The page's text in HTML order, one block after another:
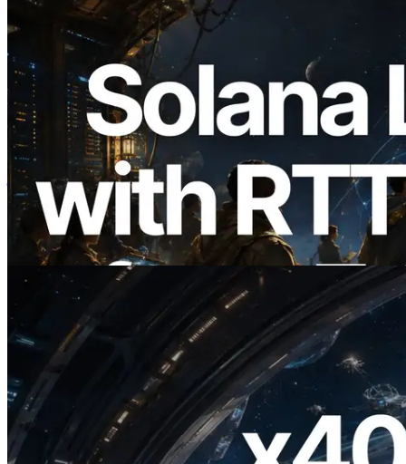
2026.08.05
ERPC का Solana Leader Slot API अब 7
वैश्विक क्षेत्रों से ping मापता है — Validators
Information API भी लॉन्च
यह लेख पढ़ें